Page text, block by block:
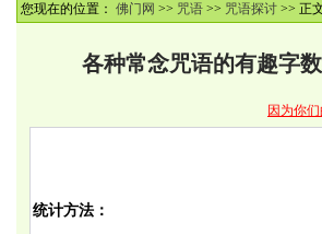
您现在的位置： 佛门网 >> 咒语 >> 咒语探讨 >> 正
各种常念咒语的有趣字
因为你
统计方法：